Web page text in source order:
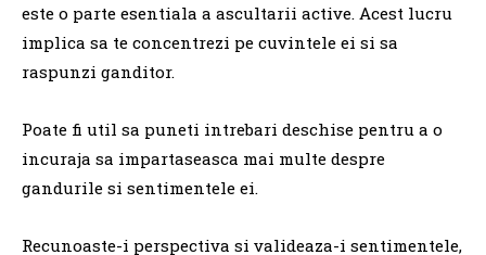
este o parte esentiala a ascultarii active. Acest lucru
implica sa te concentrezi pe cuvintele ei si sa
raspunzi ganditor.
Poate fi util sa puneti intrebari deschise pentru a o
incuraja sa impartaseasca mai multe despre
gandurile si sentimentele ei.
Recunoaste-i perspectiva si valideaza-i sentimentele,